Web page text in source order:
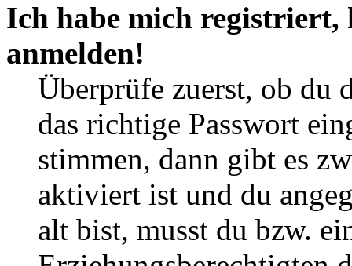
Ich habe mich
anmelden!
Überprüfe zuerst, ob du
das richtige Passwort
stimmen, dann gibt es
aktiviert ist und du
alt bist, musst du bzw.